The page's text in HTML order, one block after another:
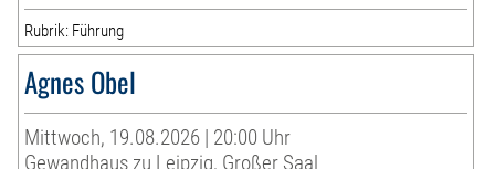
Rubrik: Führung
Agnes Obel
Mittwoch, 19.08.2026 | 20:00 Uhr
Gewandhaus zu Leipzig, Großer Saal